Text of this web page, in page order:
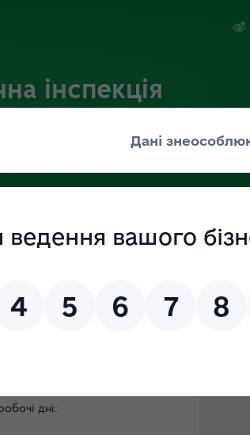
інспекція
інспекції України
оперативно отримувати
дні: